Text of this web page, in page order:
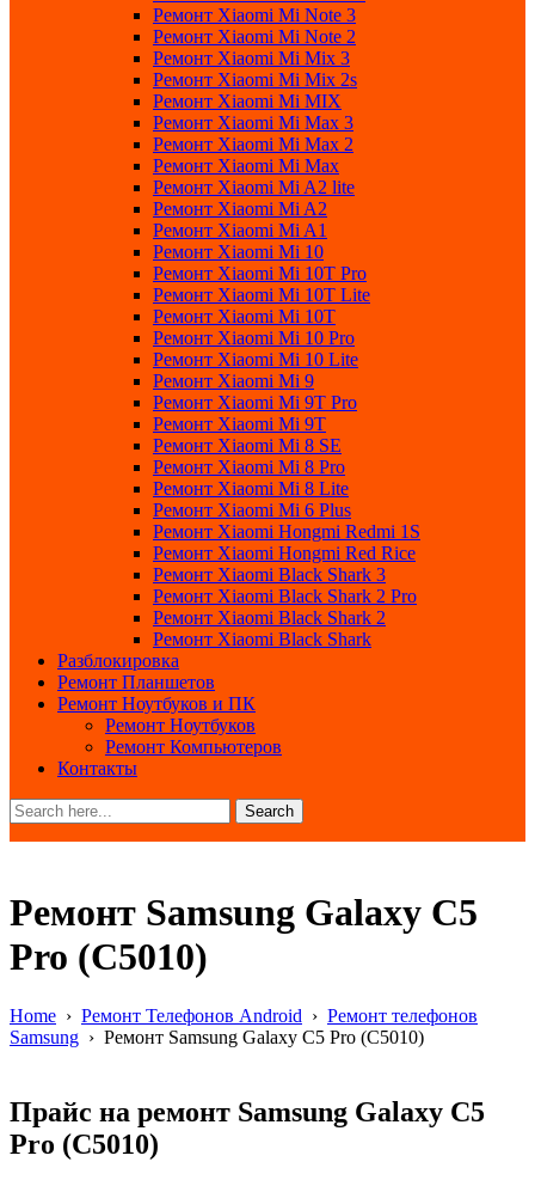
Ремонт Xiaomi Mi Note 3
Ремонт Xiaomi Mi Note 2
Ремонт Xiaomi Mi Mix 3
Ремонт Xiaomi Mi Mix 2s
Ремонт Xiaomi Mi MIX
Ремонт Xiaomi Mi Max 3
Ремонт Xiaomi Mi Max 2
Ремонт Xiaomi Mi Max
Ремонт Xiaomi Mi A2 lite
Ремонт Xiaomi Mi A2
Ремонт Xiaomi Mi A1
Ремонт Xiaomi Mi 10
Ремонт Xiaomi Mi 10T Pro
Ремонт Xiaomi Mi 10T Lite
Ремонт Xiaomi Mi 10T
Ремонт Xiaomi Mi 10 Pro
Ремонт Xiaomi Mi 10 Lite
Ремонт Xiaomi Mi 9
Ремонт Xiaomi Mi 9T Pro
Ремонт Xiaomi Mi 9T
Ремонт Xiaomi Mi 8 SE
Ремонт Xiaomi Mi 8 Pro
Ремонт Xiaomi Mi 8 Lite
Ремонт Xiaomi Mi 6 Plus
Ремонт Xiaomi Hongmi Redmi 1S
Ремонт Xiaomi Hongmi Red Rice
Ремонт Xiaomi Black Shark 3
Ремонт Xiaomi Black Shark 2 Pro
Ремонт Xiaomi Black Shark 2
Ремонт Xiaomi Black Shark
Разблокировка
Ремонт Планшетов
Ремонт Ноутбуков и ПК
Ремонт Ноутбуков
Ремонт Компьютеров
Контакты
Search
Ремонт Samsung Galaxy C5
Pro (C5010)
Home › Ремонт Телефонов Android › Ремонт телефонов
Samsung › Ремонт Samsung Galaxy C5 Pro (C5010)
Прайс на ремонт Samsung Galaxy C5
Pro (C5010)